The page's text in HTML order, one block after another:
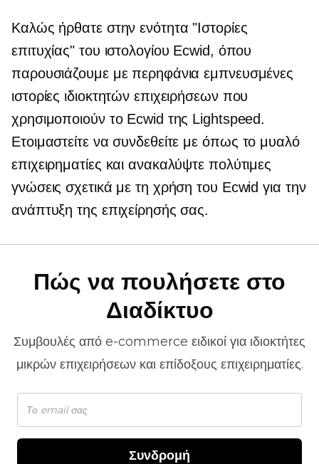
Καλώς ήρθατε στην ενότητα "Ιστορίες
επιτυχίας" του ιστολογίου Ecwid, όπου
παρουσιάζουμε με περηφάνια εμπνευσμένες
ιστορίες ιδιοκτητών επιχειρήσεων που
χρησιμοποιούν το Ecwid της Lightspeed.
Ετοιμαστείτε να συνδεθείτε με όπως το μυαλό
επιχειρηματίες και ανακαλύψτε πολύτιμες
γνώσεις σχετικά με τη χρήση του Ecwid για την
ανάπτυξη της επιχείρησής σας.
Πώς να πουλήσετε στο
Διαδίκτυο
Συμβουλές από e-commerce ειδικοί για ιδιοκτήτες
μικρών επιχειρήσεων και επίδοξους επιχειρηματίες.
Συνδρομή